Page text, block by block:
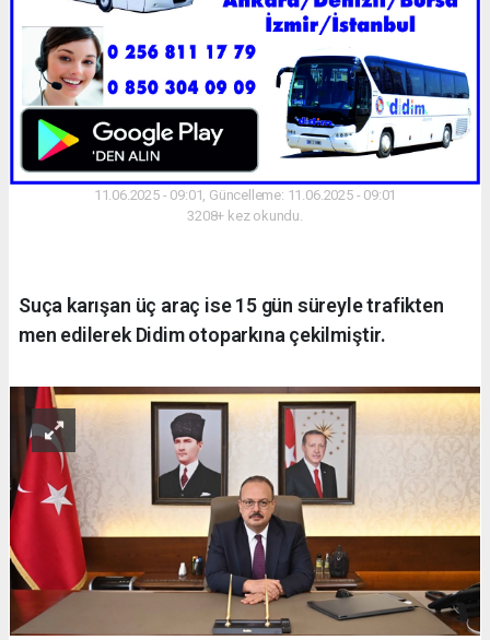
11.06.2025 - 09:01, Güncelleme: 11.06.2025 - 09:01
3208+ kez okundu.
Suça karışan üç araç ise 15 gün süreyle trafikten
men edilerek Didim otoparkına çekilmiştir.